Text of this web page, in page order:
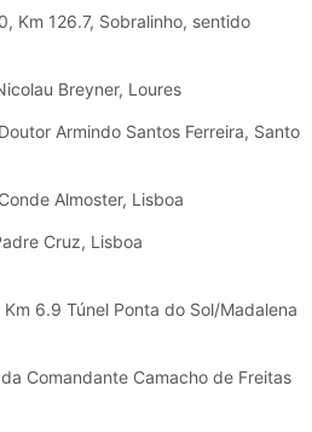
126.7, Sobralinho, sentido
Breyner, Loures
Armindo Santos Ferreira, Santo
Almoster, Lisboa
Cruz, Lisboa
6.9 Túnel Ponta do Sol/Madalena
Comandante Camacho de Freitas